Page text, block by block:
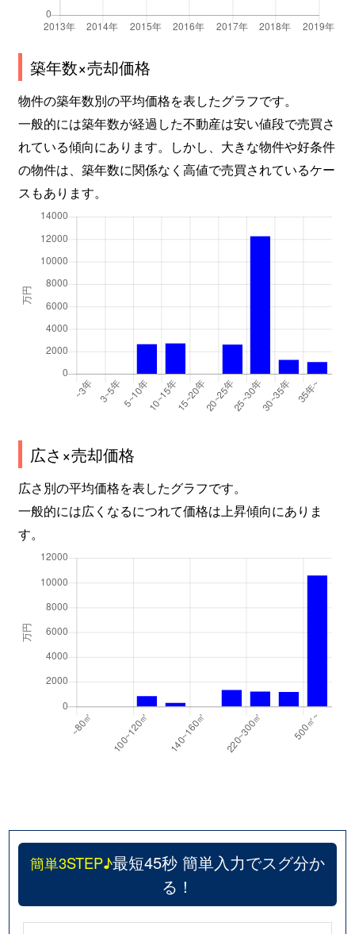
築年数×売却価格
物件の築年数別の平均価格を表したグラフです。
一般的には築年数が経過した不動産は安い値段で売買さ
れている傾向にあります。しかし、大きな物件や好条件
の物件は、築年数に関係なく高値で売買されているケー
スもあります。
広さ×売却価格
広さ別の平均価格を表したグラフです。
一般的には広くなるにつれて価格は上昇傾向にありま
す。
簡単3STEP♪最短45秒 簡単入力でスグ分か
る！